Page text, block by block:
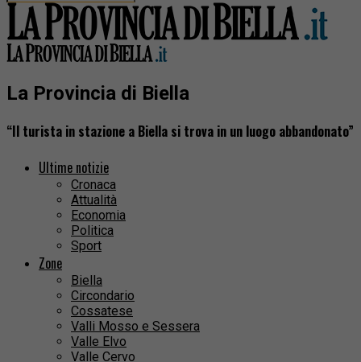
La Provincia di Biella
“Il turista in stazione a Biella si trova in un luogo abbandonato”
Ultime notizie
Cronaca
Attualità
Economia
Politica
Sport
Zone
Biella
Circondario
Cossatese
Valli Mosso e Sessera
Valle Elvo
Valle Cervo